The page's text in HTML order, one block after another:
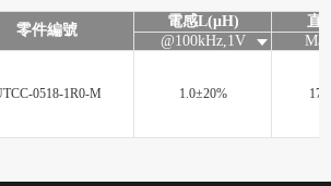
零件編號
電感L(μH)
直
@100kHz,1V
0518-1R0-M 1.0±20% 17.0